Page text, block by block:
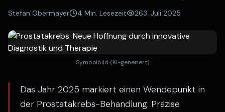
Stefan Obermayer 4 Min. Lesezeit 263. Juli 2025
Symbolbild (KI-generiert)
Das Jahr 2025 markiert einen Wendepunkt in
der Prostatakrebs-Behandlung: Präzise